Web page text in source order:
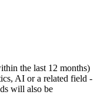
the last 12 months)
AI or a related field -
will also be